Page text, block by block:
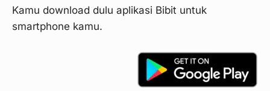
Kamu download dulu aplikasi Bibit untuk
smartphone kamu.